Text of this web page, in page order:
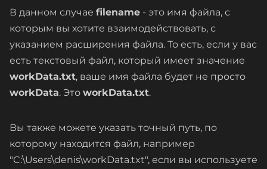
В данном случае filename - это имя файла, с
которым вы хотите взаимодействовать, с
указанием расширения файла. То есть, если у вас
есть текстовый файл, который имеет значение
workData.txt, ваше имя файла будет не просто
workData. Это workData.txt.
Вы также можете указать точный путь, по
которому находится файл, например
"C:\Users\denis\workData.txt", если вы используете